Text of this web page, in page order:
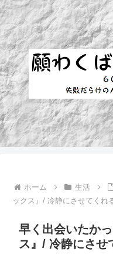
ホーム 生活
ックス』/ 冷静にさせてくれ
早く出会いたか
ス』/ 冷静にさせ